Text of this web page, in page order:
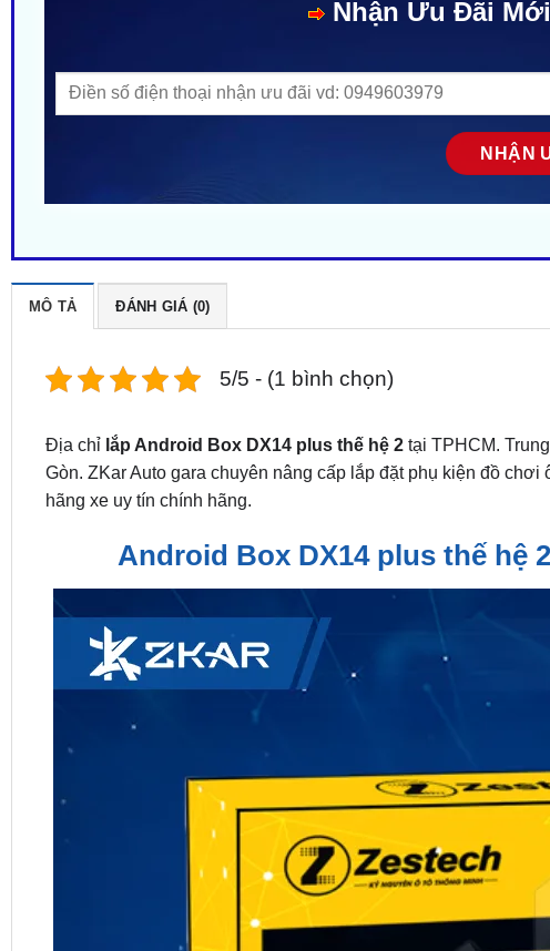
Nhận Ưu Đãi
MÔ TẢ ĐÁNH GIÁ (0)
5/5 - (1 bình chọn)
Địa chỉ lắp Android Box DX14 plus thế hệ 2 tại TPHCM.
Gòn. ZKar Auto gara chuyên nâng cấp lắp đặt phụ kiện đồ
hãng xe uy tín chính hãng.
Android Box DX14 plus thế hệ